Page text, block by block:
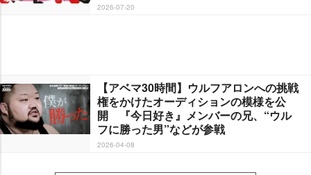
2026-07-20
【アベマ30時間】ウルフアロンへの挑戦
権をかけたオーディションの模様を公
開 『今日好き』メンバーの兄、“ウル
フに勝った男”などが参戦
2026-04-08